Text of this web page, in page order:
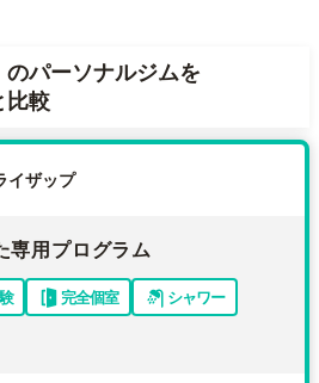
パーソナルジムを
比較
イザップ
専用プログラム
完全個室
シャワー